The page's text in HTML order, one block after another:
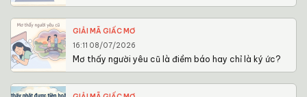
GIẢI MÃ GIẤC MƠ
16:11 08/07/2026
Mơ thấy người yêu cũ là điềm báo hay chỉ là ký ức?